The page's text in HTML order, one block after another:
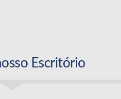
Escritório